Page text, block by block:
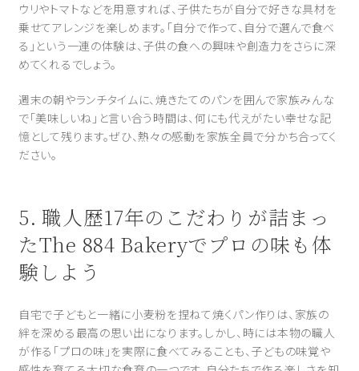
ウリやトマトなどを用意すれば、子供たちが自分で好きな具材を
乗せてアレンジを楽しめます。「自分で作って、自分で選んで食べ
る」という一連の体験は、子供の食への興味や創造力をさらに深
めてくれるでしょう。
週末の朝やランチタイムに、焼きたてのパンを囲んで家族みんな
で「美味しいね」と言い合う時間は、何にも代えがたい幸せな記
憶として残ります。ぜひ、熱々の感動を家族全員で分かち合ってく
ださい。
5. 職人歴17年のこだわりが詰まっ
たThe 884 Bakeryでプロの味も体
験しよう
自宅で子どもと一緒に小麦粉を捏ねて焼くパン作りは、家族の
絆を深める最高の思い出になります。しかし、時には本物の職人
が作る「プロの味」を実際に食べてみることも、子どもの味覚や